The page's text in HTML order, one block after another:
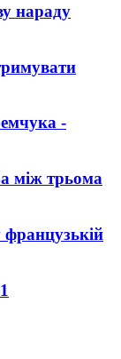
нараду
-
між трьома